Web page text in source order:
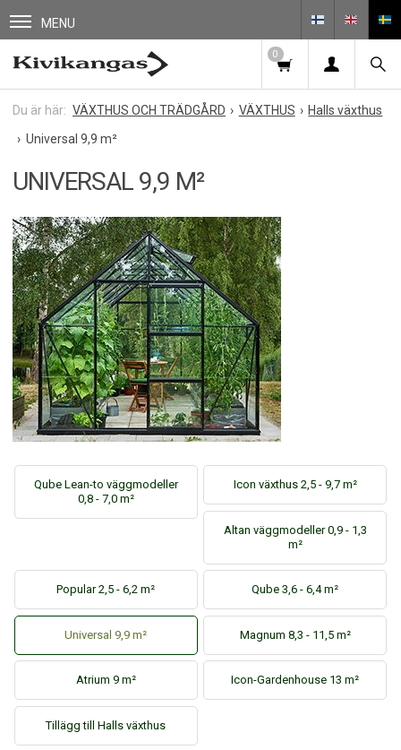
MENU
0
VÄXTHUS OCH TRÄDGÅRD VÄXTHUS
Halls växthus
Universal 9,9 m²
UNIVERSAL 9,9 M²
Qube Lean-to väggmodeller
0,8 - 7,0 m²
Icon växthus 2,5 - 9,7 m²
Altan väggmodeller 0,9 - 1,3
m²
Popular 2,5 - 6,2 m² Qube 3,6 - 6,4 m²
Universal 9,9 m² Magnum 8,3 - 11,5 m²
Atrium 9 m² Icon-Gardenhouse 13 m²
Tillägg till Halls växthus